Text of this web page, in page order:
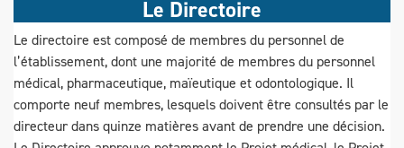
Le Directoire
Le directoire est composé de membres du personnel de
l’établissement, dont une majorité de membres du personnel
médical, pharmaceutique, maïeutique et odontologique. Il
comporte neuf membres, lesquels doivent être consultés par le
directeur dans quinze matières avant de prendre une décision.